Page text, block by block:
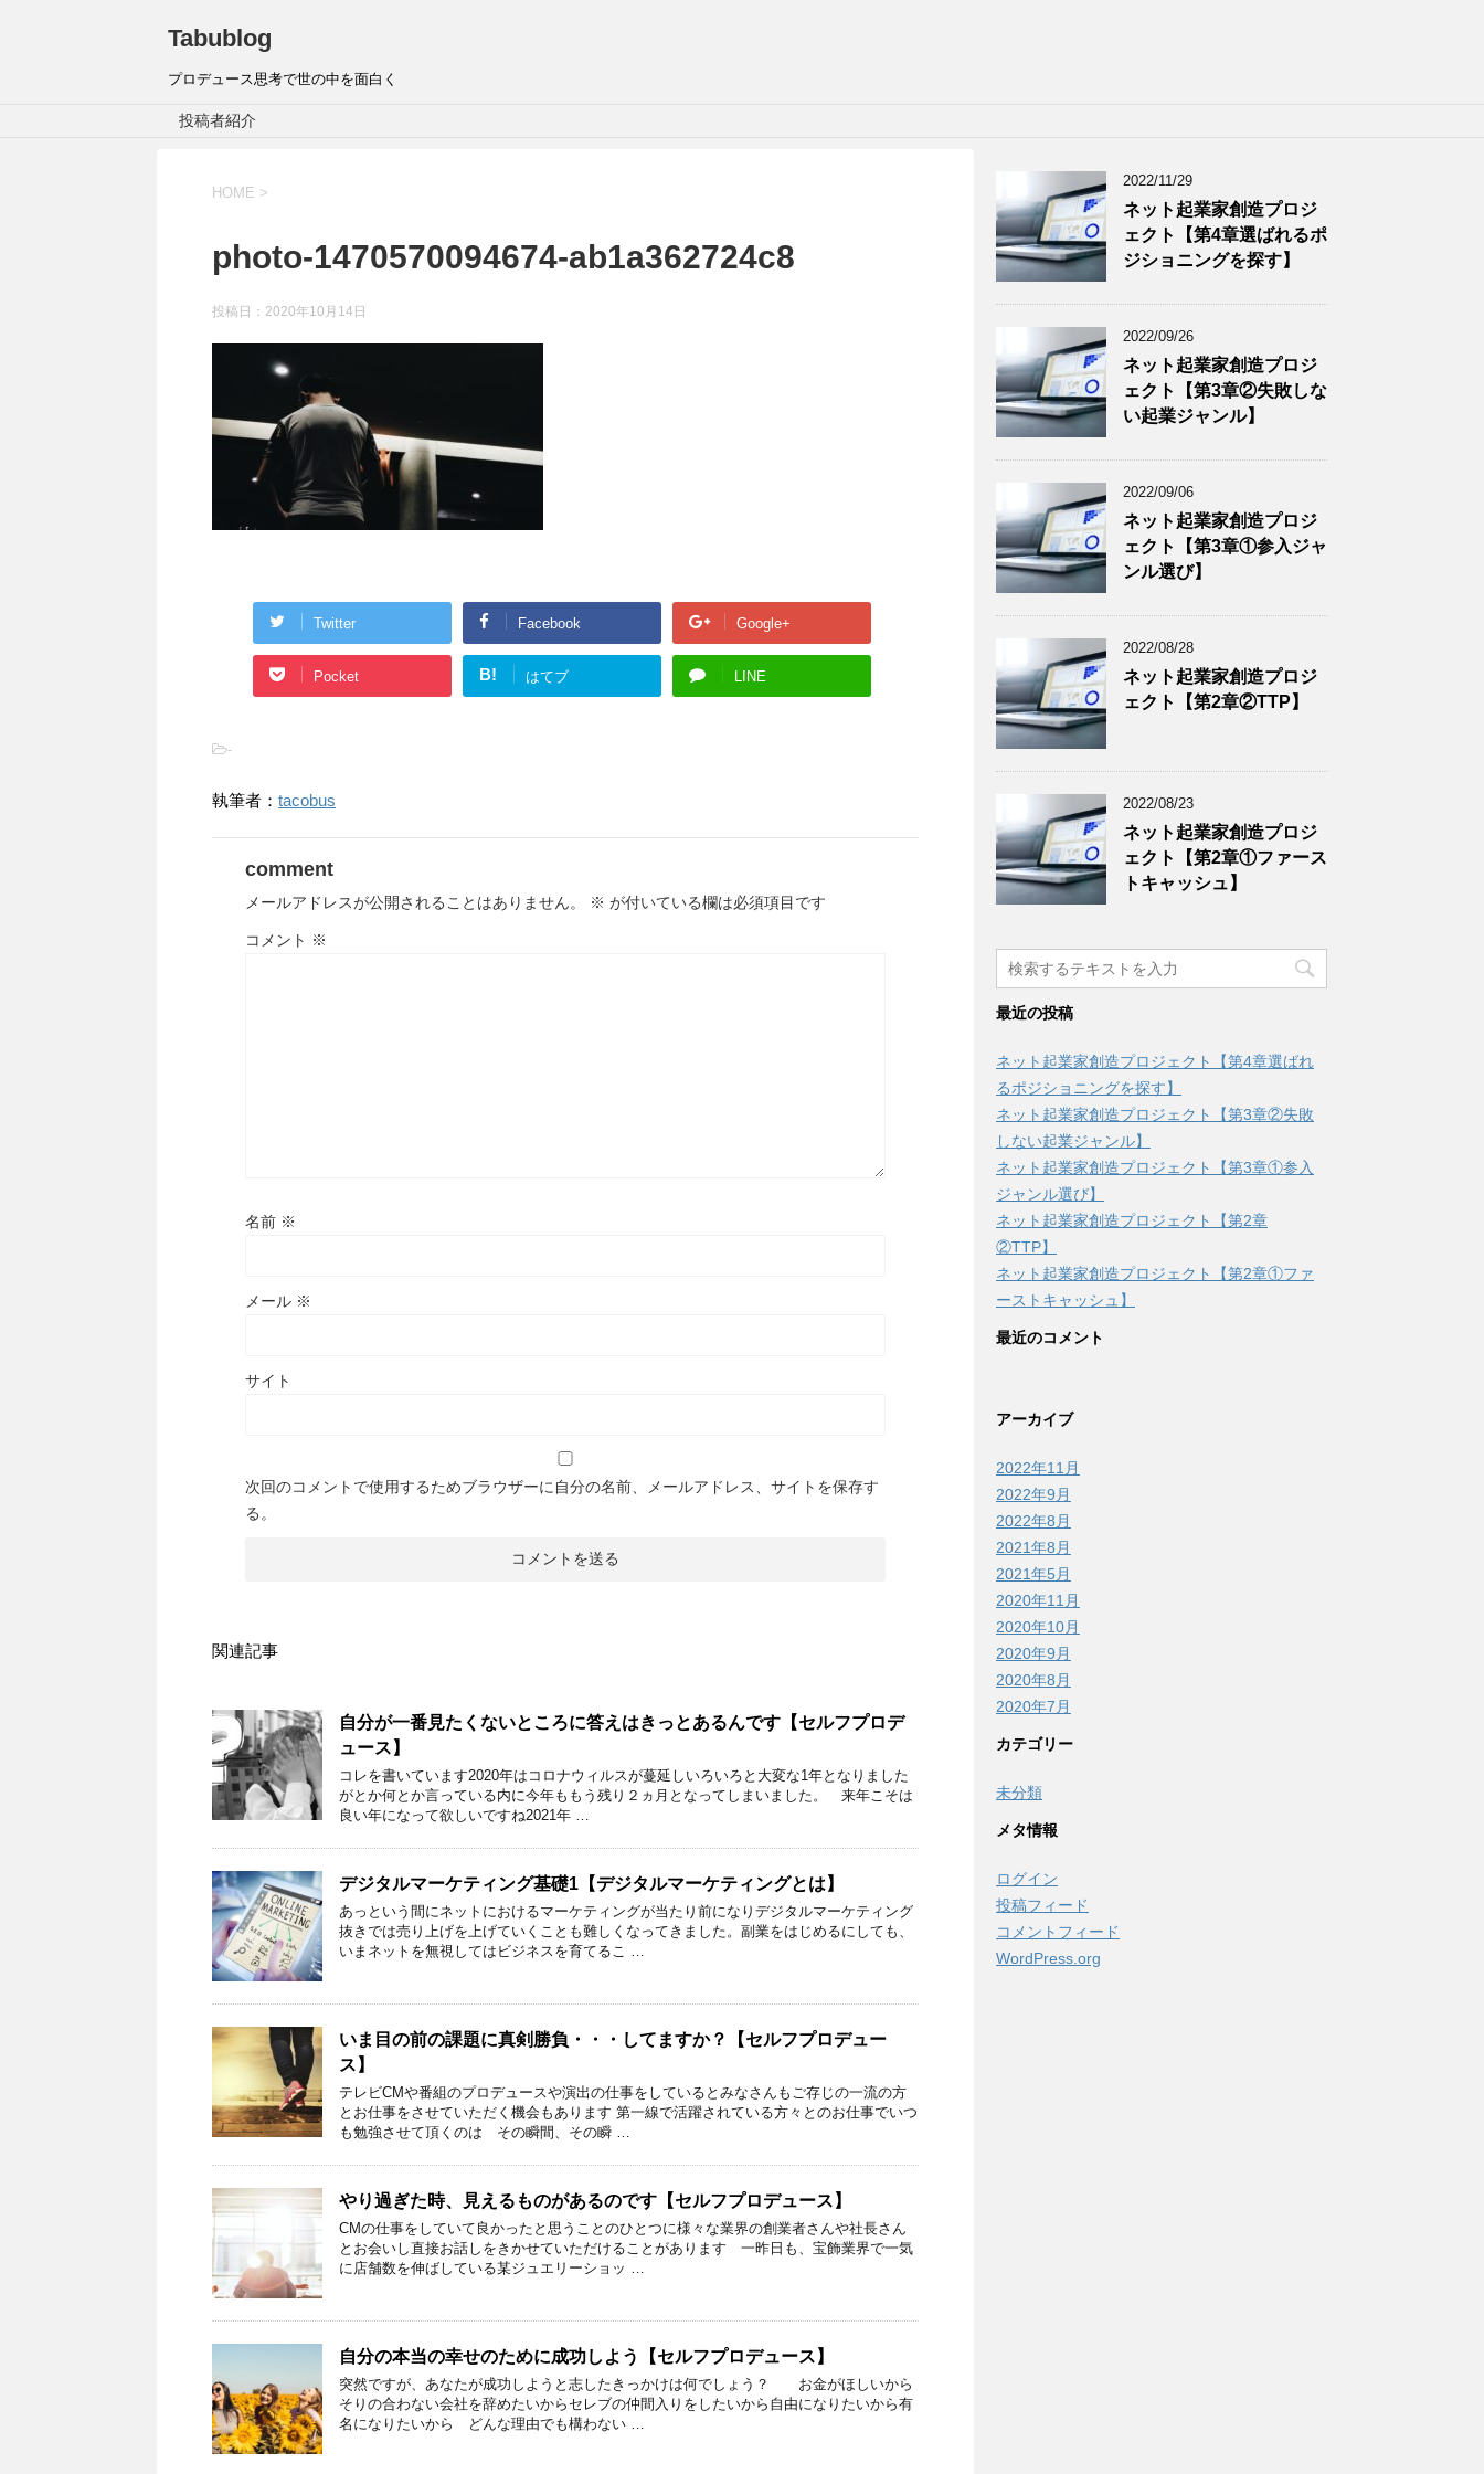
Tabublog
プロデュース思考で世の中を面白く
投稿者紹介
HOME >
photo-1470570094674-ab1a362724c8
投稿日： 2020年10月14日
Twitter Facebook Google+
Pocket B! はてブ LINE
-
執筆者： tacobus
comment
メールアドレスが公開されることはありません。 ※ が付いている欄は必須項目です
コメント ※
名前 ※
メール ※
サイト
次回のコメントで使用するためブラウザーに自分の名前、メールアドレス、サイトを保存す
る。
関連記事
自分が一番見たくないところに答えはきっとあるんです【セルフプロデ
ュース】
コレを書いています2020年はコロナウィルスが蔓延しいろいろと大変な1年となりました
がとか何とか言っている内に今年ももう残り２ヵ月となってしまいました。 来年こそは
良い年になって欲しいですね2021年 …
デジタルマーケティング基礎1【デジタルマーケティングとは】
あっという間にネットにおけるマーケティングが当たり前になりデジタルマーケティング
抜きでは売り上げを上げていくことも難しくなってきました。副業をはじめるにしても、
いまネットを無視してはビジネスを育てるこ …
いま目の前の課題に真剣勝負・・・してますか？【セルフプロデュー
ス】
テレビCMや番組のプロデュースや演出の仕事をしているとみなさんもご存じの一流の方
とお仕事をさせていただく機会もあります 第一線で活躍されている方々とのお仕事でいつ
も勉強させて頂くのは その瞬間、その瞬 …
やり過ぎた時、見えるものがあるのです【セルフプロデュース】
CMの仕事をしていて良かったと思うことのひとつに様々な業界の創業者さんや社長さん
とお会いし直接お話しをきかせていただけることがあります 一昨日も、宝飾業界で一気
に店舗数を伸ばしている某ジュエリーショッ …
自分の本当の幸せのために成功しよう【セルフプロデュース】
突然ですが、あなたが成功しようと志したきっかけは何でしょう？ お金がほしいから
そりの合わない会社を辞めたいからセレブの仲間入りをしたいから自由になりたいから有
名になりたいから どんな理由でも構わない …
2022/11/29
ネット起業家創造プロジ
ェクト【第4章選ばれるポ
ジショニングを探す】
2022/09/26
ネット起業家創造プロジ
ェクト【第3章②失敗しな
い起業ジャンル】
2022/09/06
ネット起業家創造プロジ
ェクト【第3章①参入ジャ
ンル選び】
2022/08/28
ネット起業家創造プロジ
ェクト【第2章②TTP】
2022/08/23
ネット起業家創造プロジ
ェクト【第2章①ファース
トキャッシュ】
最近の投稿
ネット起業家創造プロジェクト【第4章選ばれ
るポジショニングを探す】
ネット起業家創造プロジェクト【第3章②失敗
しない起業ジャンル】
ネット起業家創造プロジェクト【第3章①参入
ジャンル選び】
ネット起業家創造プロジェクト【第2章
②TTP】
ネット起業家創造プロジェクト【第2章①ファ
ーストキャッシュ】
最近のコメント
アーカイブ
2022年11月
2022年9月
2022年8月
2021年8月
2021年5月
2020年11月
2020年10月
2020年9月
2020年8月
2020年7月
カテゴリー
未分類
メタ情報
ログイン
投稿フィード
コメントフィード
WordPress.org